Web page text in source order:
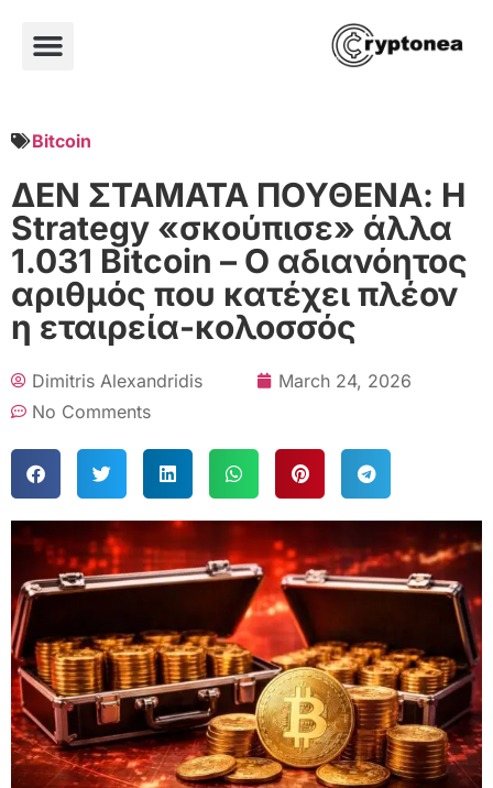
Bitcoin
ΔΕΝ ΣΤΑΜΑΤΑ ΠΟΥΘΕΝΑ: Η
Strategy «σκούπισε» άλλα
1.031 Bitcoin – Ο αδιανόητος
αριθμός που κατέχει πλέον
η εταιρεία-κολοσσός
Dimitris Alexandridis
March 24, 2026
No Comments